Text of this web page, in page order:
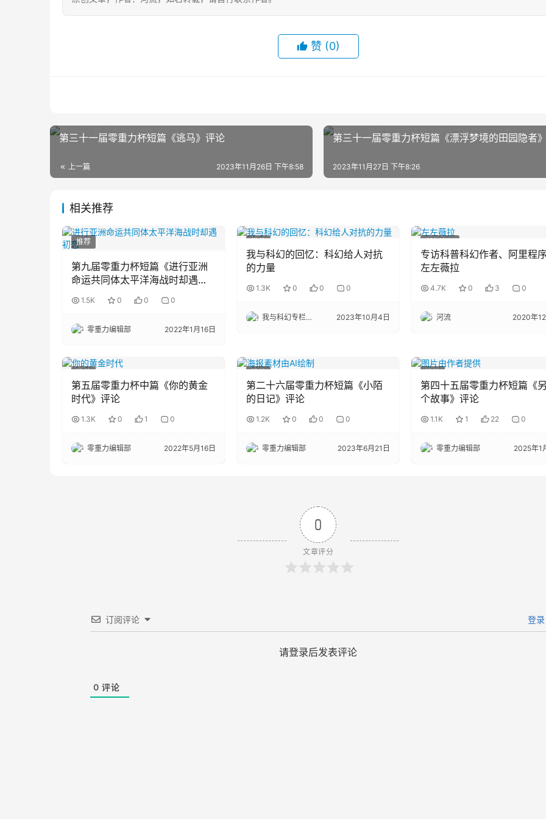
赞 (0)
第三十一届零重力杯短篇《逃马》评论
上一篇 2023年11月26日 下午8:58
第三十一届零重力杯短篇《漂浮梦境的田园隐者
2023年11月27日 下午8:26
相关推荐
推荐
第九届零重力杯短篇《进行亚洲
命运共同体太平洋海战时却遇初
1.5K 0 0 0
零重力编辑部 2022年1月16日
我与科幻的回忆：科幻给人对抗
的力量
1.3K 0 0 0
我与科幻专栏小编 2023年10月4日
专访科普科幻作者、阿里程
左左薇拉
4.7K 0 3 0
河流 2020年
第五届零重力杯中篇《你的黄金
时代》评论
1.3K 0 1 0
零重力编辑部 2022年5月16日
第二十六届零重力杯短篇《小陌
的日记》评论
1.2K 0 0 0
零重力编辑部 2023年6月21日
第四十五届零重力杯短篇《
个故事》评论
1.1K 1 22 0
零重力编辑部 2025年1
0
文章评分
订阅评论 登录
请登录后发表评论
0 评论